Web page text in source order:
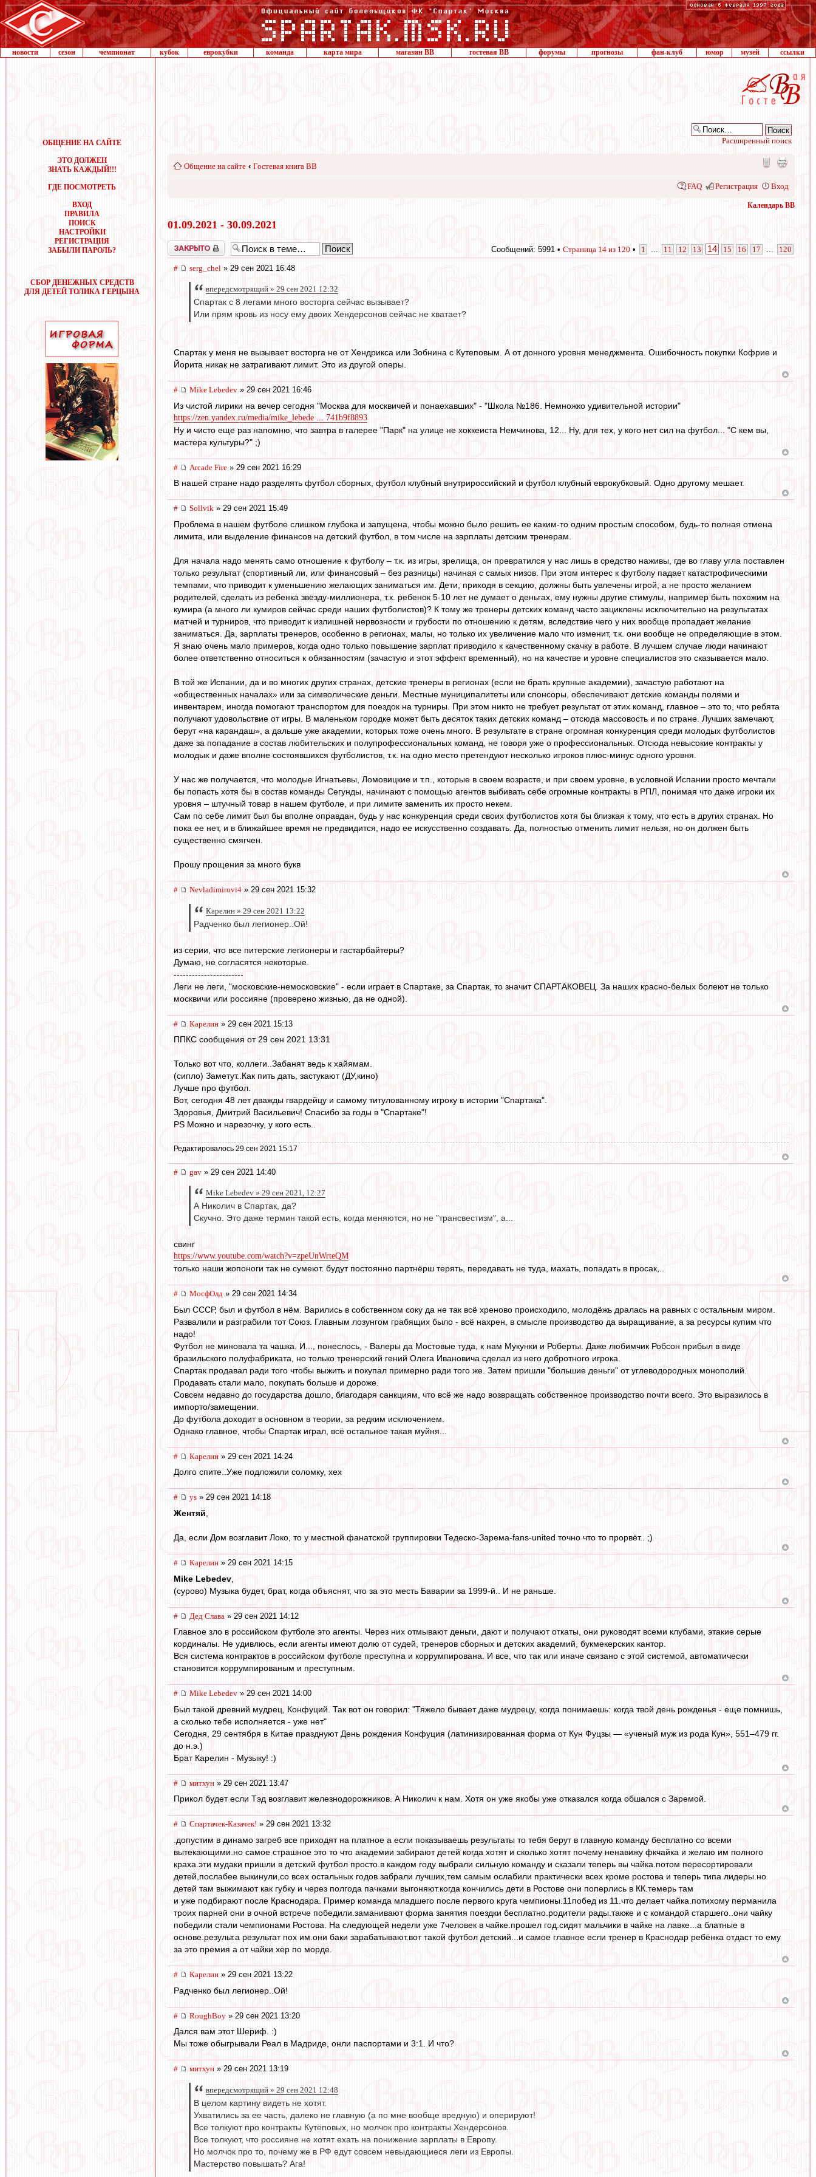
новости сезон чемпионат кубок еврокубки команда карта мира магазин ВВ гостевая ВВ форумы прогнозы фан-клуб юмор музей ссылки
ОБЩЕНИЕ НА САЙТЕ
ЭТО ДОЛЖЕН
ЗНАТЬ КАЖДЫЙ!!!
ГДЕ ПОСМОТРЕТЬ
ВХОД
ПРАВИЛА
ПОИСК
НАСТРОЙКИ
РЕГИСТРАЦИЯ
ЗАБЫЛИ ПАРОЛЬ?
СБОР ДЕНЕЖНЫХ СРЕДСТВ
ДЛЯ ДЕТЕЙ ТОЛИКА ГЕРЦЫНА
Расширенный поиск
Общение на сайте ‹ Гостевая книга ВВ
FAQ Регистрация Вход
Календарь ВВ
01.09.2021 - 30.09.2021
Закрыто Сообщений: 5991 • Страница 14 из 120 • 1 11 12 13 14 15 16 17 120
# serg_chel » 29 сен 2021 16:48
впередсмотрящий » 29 сен 2021 12:32
Спартак с 8 легами много восторга сейчас вызывает?
Или прям кровь из носу ему двоих Хендерсонов сейчас не хватает?
Спартак у меня не вызывает восторга не от Хендрикса или Зобнина с Кутеповым. А от донного уровня менеджмента. Ошибочность покупки Кофрие и
Йорита никак не затрагивают лимит. Это из другой оперы.
# Mike Lebedev » 29 сен 2021 16:46
Из чистой лирики на вечер сегодня "Москва для москвичей и понаехавших" - "Школа №186. Немножко удивительной истории"
https://zen.yandex.ru/media/mike_lebede ... 741b9f8893
Ну и чисто еще раз напомню, что завтра в галерее "Парк" на улице не хоккеиста Немчинова, 12... Ну, для тех, у кого нет сил на футбол... "С кем вы,
мастера культуры?" ;)
# Arcade Fire » 29 сен 2021 16:29
В нашей стране надо разделять футбол сборных, футбол клубный внутрироссийский и футбол клубный еврокубковый. Одно другому мешает.
# Sollvik » 29 сен 2021 15:49
Проблема в нашем футболе слишком глубока и запущена, чтобы можно было решить ее каким-то одним простым способом, будь-то полная отмена
лимита, или выделение финансов на детский футбол, в том числе на зарплаты детским тренерам.
Для начала надо менять само отношение к футболу – т.к. из игры, зрелища, он превратился у нас лишь в средство наживы, где во главу угла поставлен
только результат (спортивный ли, или финансовый – без разницы) начиная с самых низов. При этом интерес к футболу падает катастрофическими
темпами, что приводит к уменьшению желающих заниматься им. Дети, приходя в секцию, должны быть увлечены игрой, а не просто желанием
родителей, сделать из ребенка звезду-миллионера, т.к. ребенок 5-10 лет не думает о деньгах, ему нужны другие стимулы, например быть похожим на
кумира (а много ли кумиров сейчас среди наших футболистов)? К тому же тренеры детских команд часто зациклены исключительно на результатах
матчей и турниров, что приводит к излишней нервозности и грубости по отношению к детям, вследствие чего у них вообще пропадает желание
заниматься. Да, зарплаты тренеров, особенно в регионах, малы, но только их увеличение мало что изменит, т.к. они вообще не определяющие в этом.
Я знаю очень мало примеров, когда одно только повышение зарплат приводило к качественному скачку в работе. В лучшем случае люди начинают
более ответственно относиться к обязанностям (зачастую и этот эффект временный), но на качестве и уровне специалистов это сказывается мало.
В той же Испании, да и во многих других странах, детские тренеры в регионах (если не брать крупные академии), зачастую работают на
«общественных началах» или за символические деньги. Местные муниципалитеты или спонсоры, обеспечивают детские команды полями и
инвентарем, иногда помогают транспортом для поездок на турниры. При этом никто не требует результат от этих команд, главное – это то, что ребята
получают удовольствие от игры. В маленьком городке может быть десяток таких детских команд – отсюда массовость и по стране. Лучших замечают,
берут «на карандаш», а дальше уже академии, которых тоже очень много. В результате в стране огромная конкуренция среди молодых футболистов
даже за попадание в состав любительских и полупрофессиональных команд, не говоря уже о профессиональных. Отсюда невысокие контракты у
молодых и даже вполне состоявшихся футболистов, т.к. на одно место претендуют несколько игроков плюс-минус одного уровня.
У нас же получается, что молодые Игнатьевы, Ломовицкие и т.п., которые в своем возрасте, и при своем уровне, в условной Испании просто мечтали
бы попасть хотя бы в состав команды Сегунды, начинают с помощью агентов выбивать себе огромные контракты в РПЛ, понимая что даже игроки их
уровня – штучный товар в нашем футболе, и при лимите заменить их просто некем.
Сам по себе лимит был бы вполне оправдан, будь у нас конкуренция среди своих футболистов хотя бы близкая к тому, что есть в других странах. Но
пока ее нет, и в ближайшее время не предвидится, надо ее искусственно создавать. Да, полностью отменить лимит нельзя, но он должен быть
существенно смягчен.
Прошу прощения за много букв
# Nevladimirovi4 » 29 сен 2021 15:32
Карелин » 29 сен 2021 13:22
Радченко был легионер..Ой!
из серии, что все питерские легионеры и гастарбайтеры?
Думаю, не согласятся некоторые.
-----------------------
Леги не леги, "московские-немосковские" - если играет в Спартаке, за Спартак, то значит СПАРТАКОВЕЦ. За наших красно-белых болеют не только
москвичи или россияне (проверено жизнью, да не одной).
# Карелин » 29 сен 2021 15:13
ППКС сообщения от 29 сен 2021 13:31
Только вот что, коллеги..Забанят ведь к хайямам.
(сипло) Заметут..Как пить дать, застукают (ДУ,кино)
Лучше про футбол.
Вот, сегодня 48 лет дважды гвардейцу и самому титулованному игроку в истории "Спартака".
Здоровья, Дмитрий Васильевич! Спасибо за годы в "Спартаке"!
PS Можно и нарезочку, у кого есть..
Редактировалось 29 сен 2021 15:17
# gav » 29 сен 2021 14:40
Mike Lebedev » 29 сен 2021, 12:27
А Николич в Спартак, да?
Скучно. Это даже термин такой есть, когда меняются, но не "трансвестизм", а...
свинг
https://www.youtube.com/watch?v=zpeUnWrteQM
только наши жопоноги так не сумеют. будут постоянно партнёрш терять, передавать не туда, махать, попадать в просак,..
# МосфОлд » 29 сен 2021 14:34
Был СССР, был и футбол в нём. Варились в собственном соку да не так всё хреново происходило, молодёжь дралась на равных с остальным миром.
Развалили и разграбили тот Союз. Главным лозунгом грабящих было - всё нахрен, в смысле производство да выращивание, а за ресурсы купим что
надо!
Футбол не миновала та чашка. И..., понеслось, - Валеры да Мостовые туда, к нам Мукунки и Роберты. Даже любимчик Робсон прибыл в виде
бразильского полуфабриката, но только тренерский гений Олега Ивановича сделал из него добротного игрока.
Спартак продавал ради того чтобы выжить и покупал примерно ради того же. Затем пришли "большие деньги" от углеводородных монополий.
Продавать стали мало, покупать больше и дороже.
Совсем недавно до государства дошло, благодаря санкциям, что всё же надо возвращать собственное производство почти всего. Это выразилось в
импорто/замещении.
До футбола доходит в основном в теории, за редким исключением.
Однако главное, чтобы Спартак играл, всё остальное такая муйня...
# Карелин » 29 сен 2021 14:24
Долго спите..Уже подложили соломку, хех
# ys » 29 сен 2021 14:18
Жентяй
Да, если Дом возглавит Локо, то у местной фанатской группировки Тедеско-Зарема-fans-united точно что то прорвёт.. ;)
# Карелин » 29 сен 2021 14:15
Mike Lebedev
(сурово) Музыка будет, брат, когда объяснят, что за это месть Баварии за 1999-й.. И не раньше.
# Дед Слава » 29 сен 2021 14:12
Главное зло в российском футболе это агенты. Через них отмывают деньги, дают и получают откаты, они руководят всеми клубами, этакие серые
кординалы. Не удивлюсь, если агенты имеют долю от судей, тренеров сборных и детских академий, букмекерских кантор.
Вся система контрактов в российском футболе преступна и коррумпирована. И все, что так или иначе связано с этой системой, автоматически
становится коррумпированым и преступным.
# Mike Lebedev » 29 сен 2021 14:00
Был такой древний мудрец, Конфуций. Так вот он говорил: "Тяжело бывает даже мудрецу, когда понимаешь: когда твой день рожденья - еще помнишь,
а сколько тебе исполняется - уже нет"
Сегодня, 29 сентября в Китае празднуют День рождения Конфуция (латинизированная форма от Кун Фуцзы — «ученый муж из рода Кун», 551–479 гг.
до н.э.)
Брат Карелин - Музыку! :)
# митхун » 29 сен 2021 13:47
Прикол будет если Тэд возглавит железнодорожников. А Николич к нам. Хотя он уже якобы уже отказался когда обшался с Заремой.
# Спартачек-Казачек! » 29 сен 2021 13:32
.допустим в динамо загреб все приходят на платное а если показываешь результаты то тебя берут в главную команду бесплатно со всеми
вытекающими.но самое страшное это то что академии забирают детей когда хотят и сколько хотят почему ненавижу фкчайка и желаю им полного
краха.эти мудаки пришли в детский футбол просто.в каждом году выбрали сильную команду и сказали теперь вы чайка.потом пересортировали
детей,послабее выкинули,со всех остальных годов забрали лучших,тем самым ослабили практически всех кроме ростова и теперь типа лидеры.но
детей там выжимают как губку и через полгода пачками выгоняют.когда кончились дети в Ростове они поперлись в КК.темерь там
и уже подбирают после Краснодара. Пример команда младшего после первого круга чемпионы.11побед из 11.что делает чайка.потихому перманила
троих парней они в очной встрече победили.заманивают форма занятия поездки бесплатно.родители рады.также и с командой старшего..они чайку
победили стали чемпионами Ростова. На следующей недели уже 7человек в чайке.прошел год.сидят мальчики в чайке на лавке...а блатные в
основе.результ.а результат пох им.они баки зарабатывают.вот такой футбол детский...и самое главное если тренер в Краснодар ребёнка отдаст то ему
за это премия а от чайки хер по морде.
# Карелин » 29 сен 2021 13:22
Радченко был легионер..Ой!
# RoughBoy » 29 сен 2021 13:20
Дался вам этот Шериф. :)
Мы тоже обыгрывали Реал в Мадриде, онли паспортами и 3:1. И что?
# митхун » 29 сен 2021 13:19
впередсмотрящий » 29 сен 2021 12:48
В целом картину видеть не хотят.
Ухватились за ее часть, далеко не главную (а по мне вообще вредную) и оперируют!
Все толкуют про контракты Кутеповых, но молчок про контракты Хендерсонов.
Все толкуют, что россияне не хотят ехать на понижение зарплаты в Европу.
Но молчок про то, почему же в РФ едут совсем невыдающиеся леги из Европы.
Мастерство повышать? Ага!